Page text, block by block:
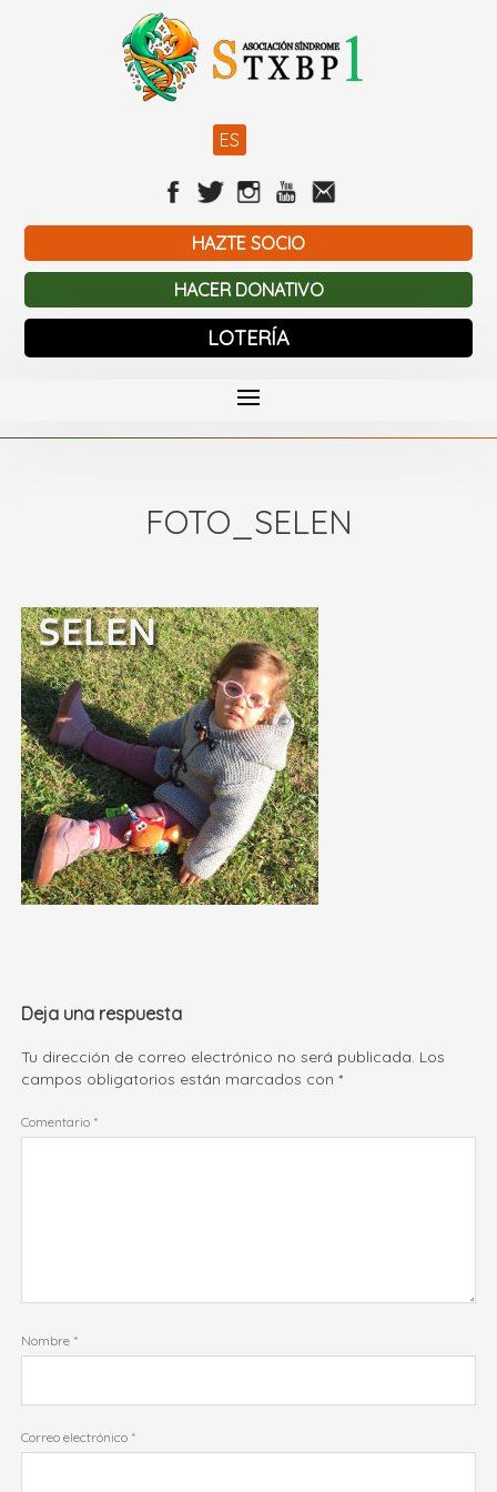
ES
HAZTE SOCIO
HACER DONATIVO
LOTERÍA
FOTO_SELEN
Deja una respuesta
Tu dirección de correo electrónico no será publicada. Los
campos obligatorios están marcados con*
Comentario *
Nombre *
Correo electrónico *